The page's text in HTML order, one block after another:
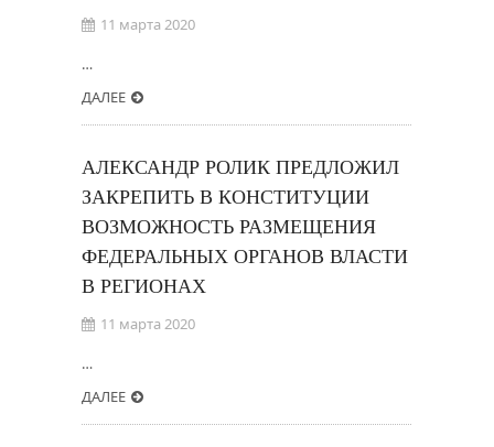
11 марта 2020
…
ДАЛЕЕ
АЛЕКСАНДР РОЛИК ПРЕДЛОЖИЛ
ЗАКРЕПИТЬ В КОНСТИТУЦИИ
ВОЗМОЖНОСТЬ РАЗМЕЩЕНИЯ
ФЕДЕРАЛЬНЫХ ОРГАНОВ ВЛАСТИ
В РЕГИОНАХ
11 марта 2020
…
ДАЛЕЕ